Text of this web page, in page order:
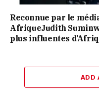
Reconnue par le
AfriqueJudith
plus influentes
ADD